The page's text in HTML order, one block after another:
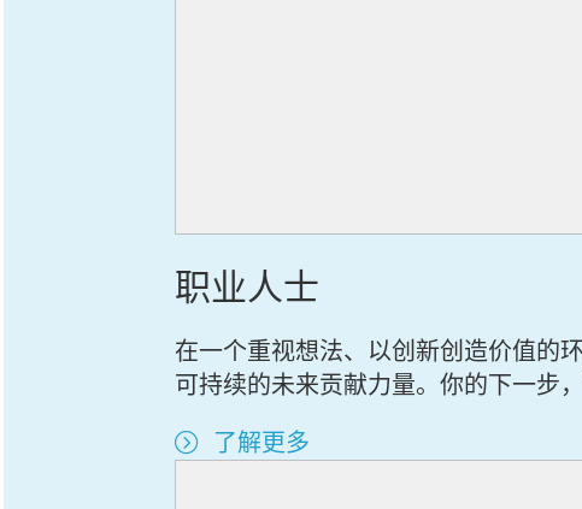
职业人士
在一个重视想法、以创新创造价值的
可持续的未来贡献力量。你的下一步
了解更多